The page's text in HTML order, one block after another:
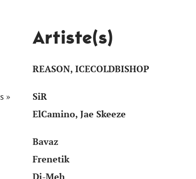
Artiste(s)
REASON, ICECOLDBISHOP
» SiR
ElCamino, Jae Skeeze
Bavaz
Frenetik
Di-Meh